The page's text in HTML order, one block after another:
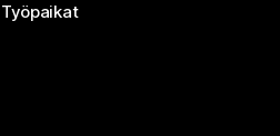
Työpaikat